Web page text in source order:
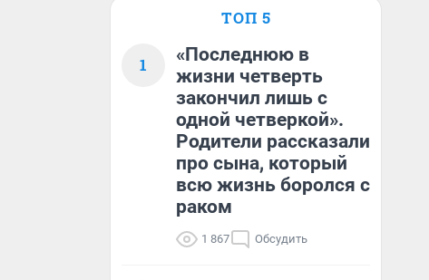
ТОП 5
1
«Последнюю в
жизни четверть
закончил лишь с
одной четверкой».
Родители рассказали
про сына, который
всю жизнь боролся с
раком
1 867 Обсудить